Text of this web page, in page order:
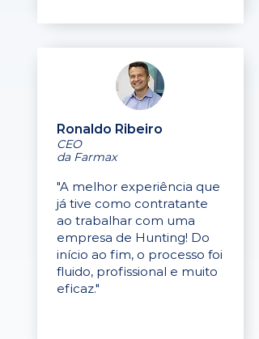
Ronaldo Ribeiro
CEO
da Farmax
"A melhor experiência que
já tive como contratante
ao trabalhar com uma
empresa de Hunting! Do
início ao fim, o processo foi
fluido, profissional e muito
eficaz."